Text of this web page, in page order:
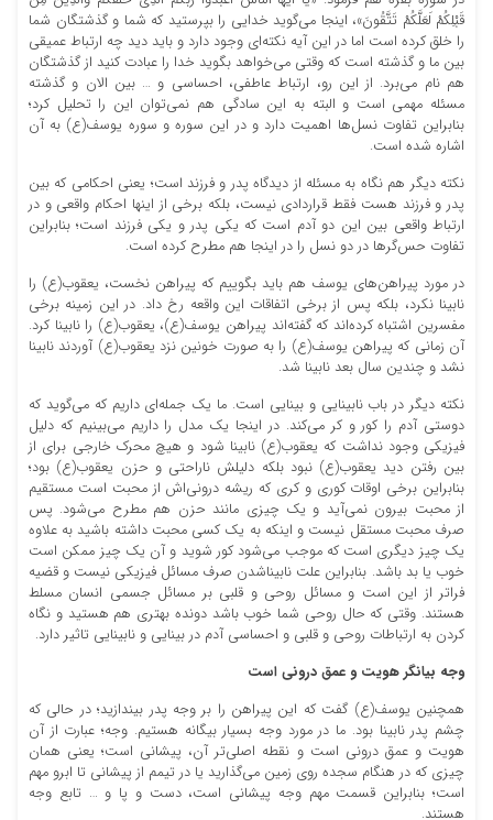
قَبْلِكُمْ لَعَلَّكُمْ تَتَّقُونَ»، اینجا می‌گوید خدایی را بپرستید که شما و گذشتگان شما
را خلق کرده است اما در این آیه نکته‌ای وجود دارد و باید دید چه ارتباط عمیقی
بین ما و گذشته است که وقتی می‌خواهد بگوید خدا را عبادت کنید از گذشتگان
هم نام می‌برد. از این ‌رو، ارتباط عاطفی، احساسی و … بین الان و گذشته
مسئله مهمی است و البته به این سادگی هم نمی‌توان این را تحلیل کرد؛
بنابراین تفاوت نسل‌ها اهمیت دارد و در این سوره و سوره یوسف(ع) به آن
اشاره شده است.
نکته دیگر هم نگاه به مسئله از دیدگاه پدر و فرزند است؛ یعنی احکامی که بین
پدر و فرزند هست فقط قراردادی نیست، بلکه برخی از اینها احکام واقعی و در
ارتباط واقعی بین این دو آدم است که یکی پدر و یکی فرزند است؛ بنابراین
تفاوت حس‌گرها در دو نسل را در اینجا هم مطرح کرده است.
در مورد پیراهن‌های یوسف هم باید بگوییم که پیراهن نخست، یعقوب(ع) را
نابینا نکرد، بلکه پس از برخی اتفاقات این واقعه رخ داد. در این زمینه برخی
مفسرین اشتباه کرده‌اند که گفته‌اند پیراهن یوسف(ع)، یعقوب(ع) را نابینا کرد.
آن زمانی که پیراهن یوسف(ع) را به صورت خونین نزد یعقوب(ع) آوردند نابینا
نشد و چندین سال بعد نابینا شد.
نکته دیگر در باب نابینایی و بینایی است. ما یک جمله‌ای داریم که می‌گوید که
دوستی آدم را کور و کر می‌کند. در اینجا یک مدل را داریم می‌بینیم که دلیل
فیزیکی وجود نداشت که یعقوب(ع) نابینا شود و هیچ محرک خارجی برای از
بین رفتن دید یعقوب(ع) نبود بلکه دلیلش ناراحتی و حزن یعقوب(ع) بود؛
بنابراین برخی اوقات کوری و کری که ریشه درونی‌اش از محبت است مستقیم
از محبت بیرون نمی‌آید و یک چیزی مانند حزن هم مطرح می‌شود. پس
صرف محبت مستقل نیست و اینکه به یک کسی محبت داشته باشید به علاوه
یک چیز دیگری است که موجب می‌شود کور شوید و آن یک چیز ممکن است
خوب یا بد باشد. بنابراین علت نابیناشدن صرف مسائل فیزیکی نیست و قضیه
فراتر از این است و مسائل روحی و قلبی بر مسائل جسمی انسان مسلط
هستند. وقتی که حال روحی شما خوب باشد دونده بهتری هم هستید و نگاه
کردن به ارتباطات روحی و قلبی و احساسی آدم در بینایی و نابینایی تاثیر دارد.
وجه بیانگر هویت و عمق درونی است
همچنین یوسف(ع) گفت که این پیراهن را بر وجه پدر بیندازید؛ در حالی که
چشم پدر نابینا بود. ما در مورد وجه بسیار بیگانه هستیم. وجه؛ عبارت از آن
هویت و عمق درونی است و نقطه اصلی‌تر آن، پیشانی است؛ یعنی همان
چیزی که در هنگام سجده روی زمین می‌گذارید یا در تیمم از پیشانی تا ابرو مهم
است؛ بنابراین قسمت مهم وجه پیشانی است، دست و پا و … تابع وجه
هستند.